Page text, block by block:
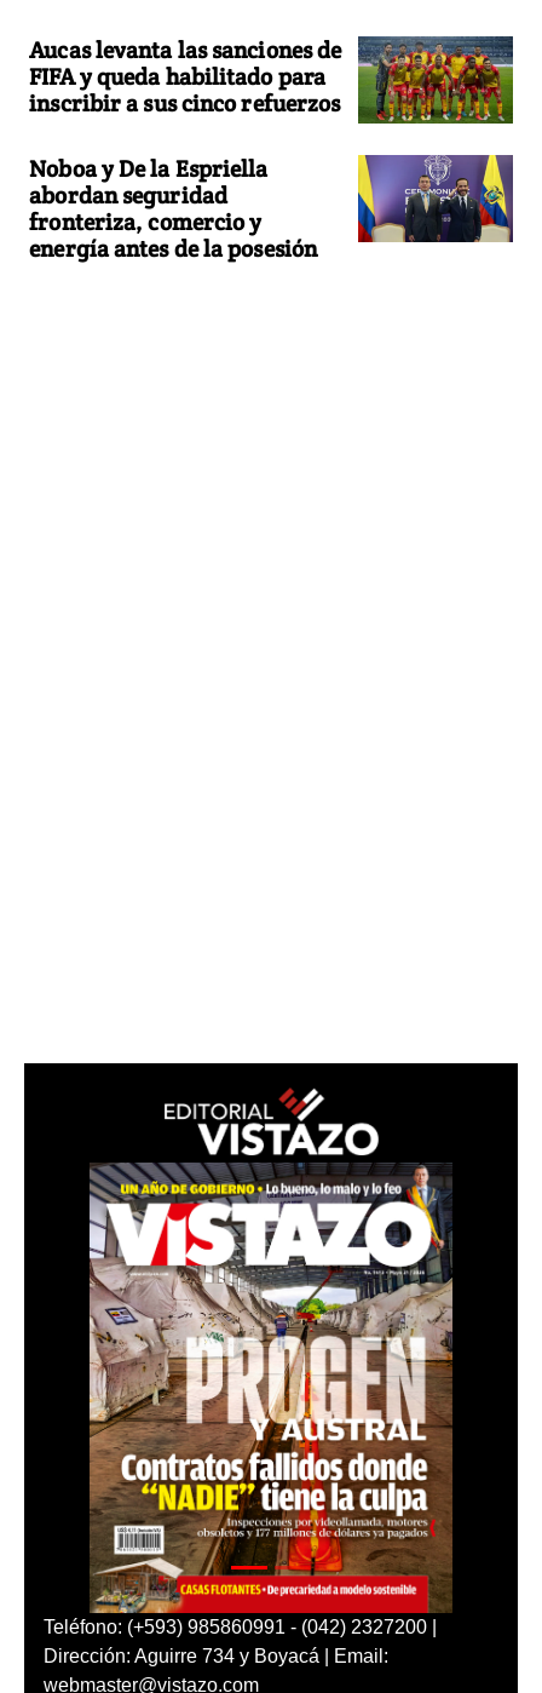
Aucas levanta las sanciones de
FIFA y queda habilitado para
inscribir a sus cinco refuerzos
Noboa y De la Espriella
abordan seguridad
fronteriza, comercio y
energía antes de la posesión
Teléfono: (+593) 985860991 - (042) 2327200 |
Dirección: Aguirre 734 y Boyacá | Email:
webmaster@vistazo.com